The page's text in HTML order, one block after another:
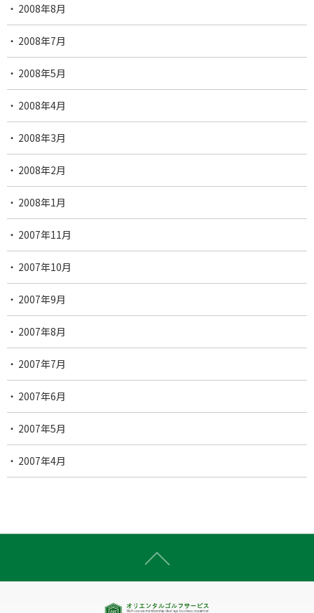
2008年8月
2008年7月
2008年5月
2008年4月
2008年3月
2008年2月
2008年1月
2007年11月
2007年10月
2007年9月
2007年8月
2007年7月
2007年6月
2007年5月
2007年4月